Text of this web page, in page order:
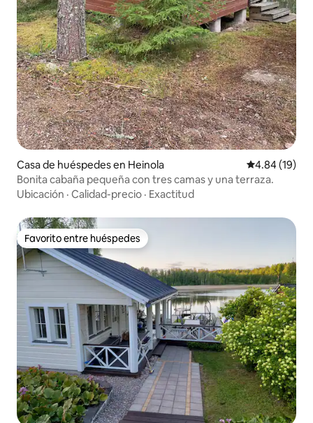
Casa de huéspedes en Heinola Calificación
4.84 (19)
Bonita cabaña pequeña con tres camas y una terraza.
Ubicación · Calidad-precio · Exactitud
Favorito entre huéspedes
Favorito entre huéspedes